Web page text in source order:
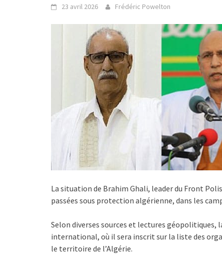
23 avril 2026 Frédéric Powelton
La situation de Brahim Ghali, leader du Front
passées sous protection algérienne, dans les
Selon diverses sources et lectures
international, où il sera inscrit sur la liste des
le territoire de l’Algérie.